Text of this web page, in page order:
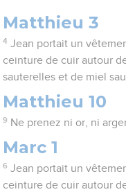
Matthieu 3
4 Jean portait un
ceinture de cuir autour
sauterelles et de miel
Matthieu 10
9 Ne prenez ni or, ni
Marc 1
6 Jean portait un
ceinture de cuir autour